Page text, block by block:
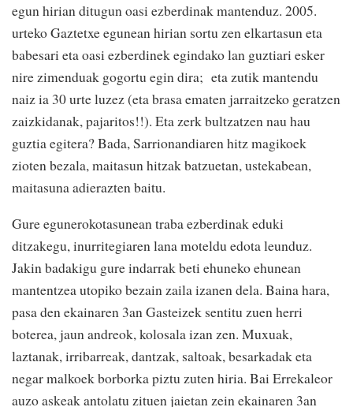
egun hirian ditugun oasi ezberdinak mantenduz. 2005.
urteko Gaztetxe egunean hirian sortu zen elkartasun eta
babesari eta oasi ezberdinek egindako lan guztiari esker
nire zimenduak gogortu egin dira; eta zutik mantendu
naiz ia 30 urte luzez (eta brasa ematen jarraitzeko geratzen
zaizkidanak, pajaritos!!). Eta zerk bultzatzen nau hau
guztia egitera? Bada, Sarrionandiaren hitz magikoek
zioten bezala, maitasun hitzak batzuetan, ustekabean,
maitasuna adierazten baitu.
Gure egunerokotasunean traba ezberdinak eduki
ditzakegu, inurritegiaren lana moteldu edota leunduz.
Jakin badakigu gure indarrak beti ehuneko ehunean
mantentzea utopiko bezain zaila izanen dela. Baina hara,
pasa den ekainaren 3an Gasteizek sentitu zuen herri
boterea, jaun andreok, kolosala izan zen. Muxuak,
laztanak, irribarreak, dantzak, saltoak, besarkadak eta
negar malkoek borborka piztu zuten hiria. Bai Errekaleor
auzo askeak antolatu zituen jaietan zein ekainaren 3an